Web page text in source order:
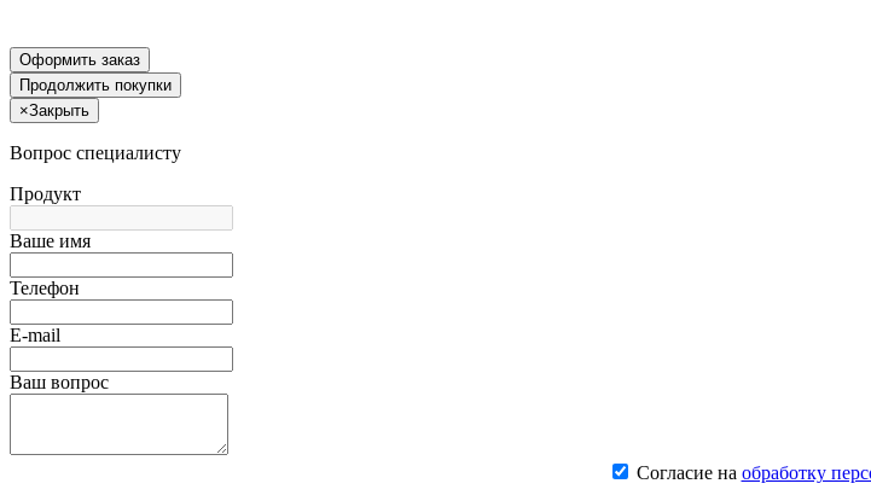
Оформить заказ
Продолжить покупки
×Закрыть
Вопрос специалисту
Продукт
Ваше имя
Телефон
E-mail
Ваш вопрос
Согласие на обработку